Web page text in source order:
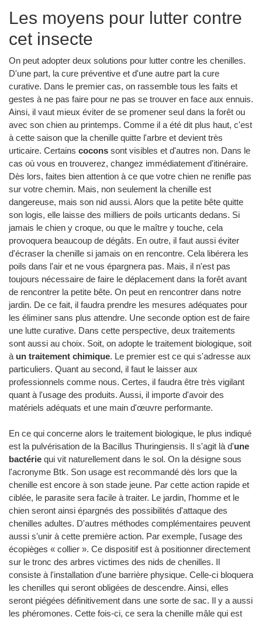
Les moyens pour lutter contre
cet insecte
On peut adopter deux solutions pour lutter contre les chenilles.
D'une part, la cure préventive et d'une autre part la cure
curative. Dans le premier cas, on rassemble tous les faits et
gestes à ne pas faire pour ne pas se trouver en face aux ennuis.
Ainsi, il vaut mieux éviter de se promener seul dans la forêt ou
avec son chien au printemps. Comme il a été dit plus haut, c'est
à cette saison que la chenille quitte l'arbre et devient très
urticaire. Certains cocons sont visibles et d'autres non. Dans le
cas où vous en trouverez, changez immédiatement d'itinéraire.
Dès lors, faites bien attention à ce que votre chien ne renifle pas
sur votre chemin. Mais, non seulement la chenille est
dangereuse, mais son nid aussi. Alors que la petite bête quitte
son logis, elle laisse des milliers de poils urticants dedans. Si
jamais le chien y croque, ou que le maître y touche, cela
provoquera beaucoup de dégâts. En outre, il faut aussi éviter
d'écraser la chenille si jamais on en rencontre. Cela libérera les
poils dans l'air et ne vous épargnera pas. Mais, il n'est pas
toujours nécessaire de faire le déplacement dans la forêt avant
de rencontrer la petite bête. On peut en rencontrer dans notre
jardin. De ce fait, il faudra prendre les mesures adéquates pour
les éliminer sans plus attendre. Une seconde option est de faire
une lutte curative. Dans cette perspective, deux traitements
sont aussi au choix. Soit, on adopte le traitement biologique, soit
à un traitement chimique. Le premier est ce qui s'adresse aux
particuliers. Quant au second, il faut le laisser aux
professionnels comme nous. Certes, il faudra être très vigilant
quant à l'usage des produits. Aussi, il importe d'avoir des
matériels adéquats et une main d'œuvre performante.
En ce qui concerne alors le traitement biologique, le plus indiqué
est la pulvérisation de la Bacillus Thuringiensis. Il s'agit là d'une
bactérie qui vit naturellement dans le sol. On la désigne sous
l'acronyme Btk. Son usage est recommandé dès lors que la
chenille est encore à son stade jeune. Par cette action rapide et
ciblée, le parasite sera facile à traiter. Le jardin, l'homme et le
chien seront ainsi épargnés des possibilités d'attaque des
chenilles adultes. D'autres méthodes complémentaires peuvent
aussi s'unir à cette première action. Par exemple, l'usage des
écopièges « collier ». Ce dispositif est à positionner directement
sur le tronc des arbres victimes des nids de chenilles. Il
consiste à l'installation d'une barrière physique. Celle-ci bloquera
les chenilles qui seront obligées de descendre. Ainsi, elles
seront piégées définitivement dans une sorte de sac. Il y a aussi
les phéromones. Cette fois-ci, ce sera la chenille mâle qui est